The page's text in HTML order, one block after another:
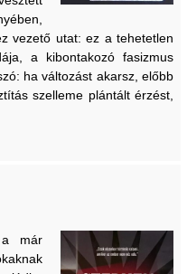
vezető utat: ez a tehetetlen
a kibontakozó fasizmus
ha változást akarsz, előbb
szelleme plántált érzést,
már